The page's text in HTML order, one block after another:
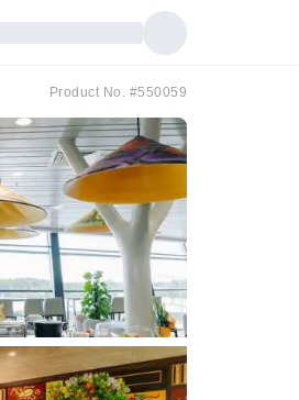
Product No. #550059